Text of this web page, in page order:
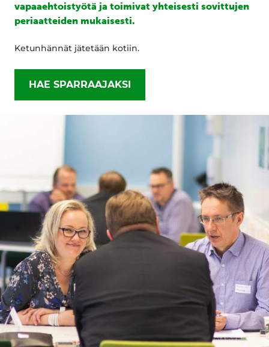
vapaaehtoistyötä ja toimivat yhteisesti sovittujen
periaatteiden mukaisesti.
Ketunhännät jätetään kotiin.
HAE SPARRAAJAKSI